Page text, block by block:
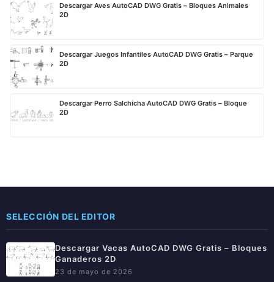
Descargar Aves AutoCAD DWG Gratis – Bloques Animales
2D
Descargar Juegos Infantiles AutoCAD DWG Gratis – Parque
2D
Descargar Perro Salchicha AutoCAD DWG Gratis – Bloque
2D
SELECCIÓN DEL EDITOR
Descargar Vacas AutoCAD DWG Gratis – Bloques
Ganaderos 2D
23 de mayo de 2026